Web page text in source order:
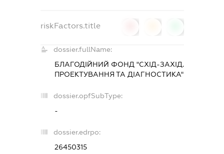
riskFactors.title
dossier.fullName:
БЛАГОДІЙНИЙ ФОНД "СХІД-ЗАХІД.
ПРОЕКТУВАННЯ ТА ДІАГНОСТИКА"
dossier.opfSubType:
-
dossier.edrpo:
26450315